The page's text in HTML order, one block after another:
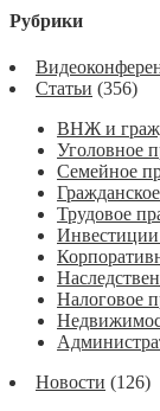
Рубрики
Статьи (356)
ВНЖ и
Уголовное
Семейное
Трудовое
Налоговое
Новости (126)